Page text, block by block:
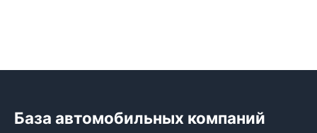
База автомобильных компаний